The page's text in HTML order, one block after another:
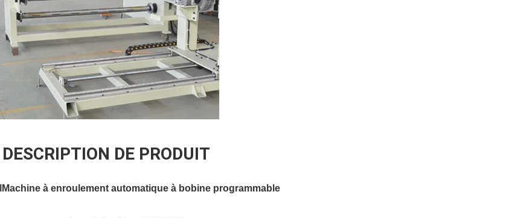
DESCRIPTION DE PRODUIT
Machine à enroulement automatique à bobine programmable